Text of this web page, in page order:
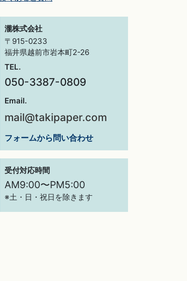
瀧株式会社
〒915-0233
福井県越前市岩本町2-26
TEL.
050-3387-0809
Email.
mail@takipaper.com
フォームから問い合わせ
受付対応時間
AM9:00〜PM5:00
※土・日・祝日を除きます